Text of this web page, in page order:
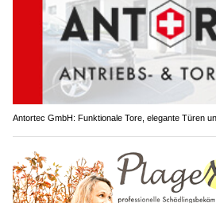
Antortec GmbH: Funktionale Tore, elegante Türen